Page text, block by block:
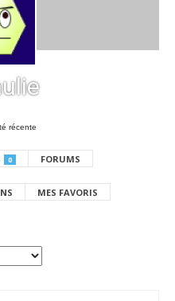
récente
0 FORUMS
MES FAVORIS